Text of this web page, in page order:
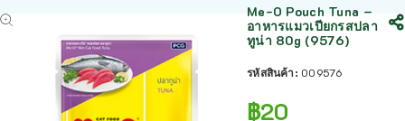
Me-O Pouch Tuna –
อาหารแมวเปียกรสปลา
ทูน่า 80g (9576)
รหัสสินค้า: 009576
฿20